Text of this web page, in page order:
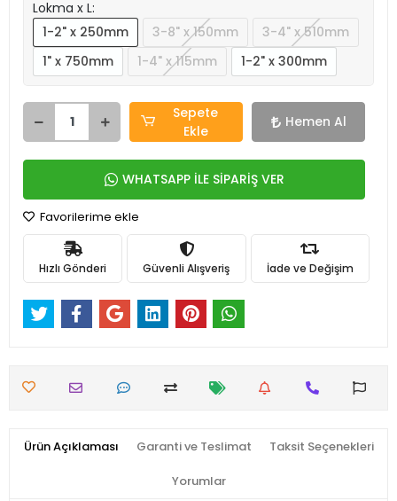
Lokma x L:
1-2" x 250mm
3-8" x 150mm
3-4" x 510mm
1" x 750mm
1-4" x 115mm 1-2" x 300mm
Sepete
Ekle
Hemen Al
WHATSAPP İLE SİPARİŞ VER
Favorilerime ekle
Hızlı Gönderi Güvenli Alışveriş İade ve Değişim
Ürün Açıklaması Garanti ve Teslimat Taksit Seçenekleri
Yorumlar